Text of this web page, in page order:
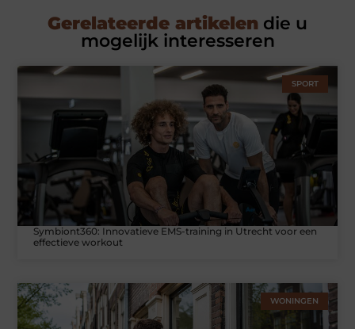
Gerelateerde artikelen die u
mogelijk interesseren
SPORT
Symbiont360: Innovatieve EMS-training in Utrecht voor een
effectieve workout
WONINGEN